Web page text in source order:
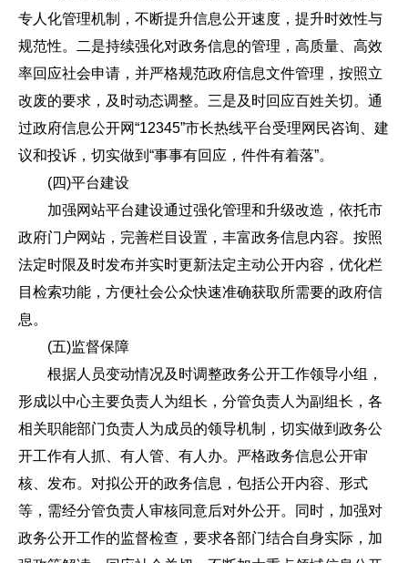
专人化管理机制，不断提升信息公开速度，提升时效性与
规范性。二是持续强化对政务信息的管理，高质量、高效
率回应社会申请，并严格规范政府信息文件管理，按照立
改废的要求，及时动态调整。三是及时回应百姓关切。通
过政府信息公开网“12345”市长热线平台受理网民咨询、建
议和投诉，切实做到“事事有回应，件件有着落”。
(四)平台建设
加强网站平台建设通过强化管理和升级改造，依托市
政府门户网站，完善栏目设置，丰富政务信息内容。按照
法定时限及时发布并实时更新法定主动公开内容，优化栏
目检索功能，方便社会公众快速准确获取所需要的政府信
息。
(五)监督保障
根据人员变动情况及时调整政务公开工作领导小组，
形成以中心主要负责人为组长，分管负责人为副组长，各
相关职能部门负责人为成员的领导机制，切实做到政务公
开工作有人抓、有人管、有人办。严格政务信息公开审
核、发布。对拟公开的政务信息，包括公开内容、形式
等，需经分管负责人审核同意后对外公开。同时，加强对
政务公开工作的监督检查，要求各部门结合自身实际，加